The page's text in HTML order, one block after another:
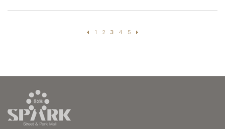
1 2 3 4 5